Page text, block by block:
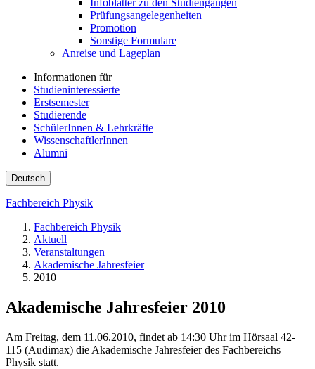
Infoblätter zu den Studiengängen
Prüfungsangelegenheiten
Promotion
Sonstige Formulare
Anreise und Lageplan
Informationen für
Studieninteressierte
Erstsemester
Studierende
SchülerInnen & Lehrkräfte
WissenschaftlerInnen
Alumni
Deutsch
Fachbereich Physik
Fachbereich Physik
Aktuell
Veranstaltungen
Akademische Jahresfeier
2010
Akademische Jahresfeier 2010
Am Freitag, dem 11.06.2010, findet ab 14:30 Uhr im Hörsaal 42-
115 (Audimax) die Akademische Jahresfeier des Fachbereichs
Physik statt.